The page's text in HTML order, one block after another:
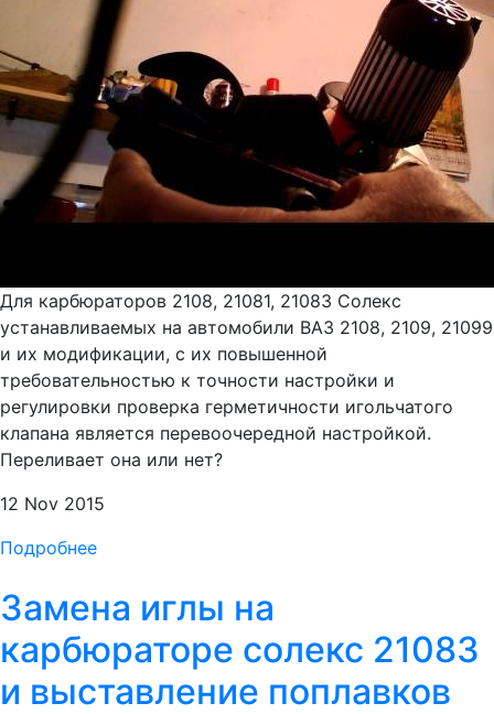
Для карбюраторов 2108, 21081, 21083 Солекс
устанавливаемых на автомобили ВАЗ 2108, 2109, 21099
и их модификации, с их повышенной
требовательностью к точности настройки и
регулировки проверка герметичности игольчатого
клапана является перевоочередной настройкой.
Переливает она или нет?
12 Nov 2015
Подробнее
Замена иглы на
карбюраторе солекс 21083
и выставление поплавков